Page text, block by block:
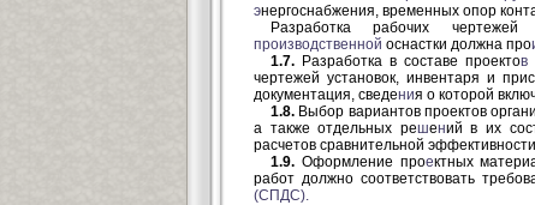
энергоснабжения, временных опор
Разработка рабочих
производственной оснастки должна про
1.7. Разработка в составе проектов
чертежей установок, инвентаря и
документация, сведения о которой
1.8. Выбор вариантов проектов
а также отдельных решений в их
расчетов сравнительной
1.9. Оформление проектных
работ должно соответствовать
(СПДС).